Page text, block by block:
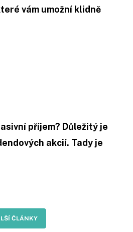
vám umožní klidně
příjem? Důležitý je
akcií. Tady je
ČLÁNKY